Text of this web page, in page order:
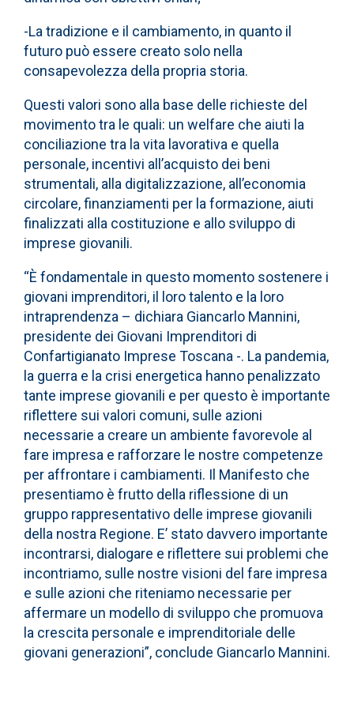
-La tradizione e il cambiamento, in quanto il
futuro può essere creato solo nella
consapevolezza della propria storia.
Questi valori sono alla base delle richieste del
movimento tra le quali: un welfare che aiuti la
conciliazione tra la vita lavorativa e quella
personale, incentivi all’acquisto dei beni
strumentali, alla digitalizzazione, all’economia
circolare, finanziamenti per la formazione, aiuti
finalizzati alla costituzione e allo sviluppo di
imprese giovanili.
“È fondamentale in questo momento sostenere i
giovani imprenditori, il loro talento e la loro
intraprendenza – dichiara Giancarlo Mannini,
presidente dei Giovani Imprenditori di
Confartigianato Imprese Toscana -. La pandemia,
la guerra e la crisi energetica hanno penalizzato
tante imprese giovanili e per questo è importante
riflettere sui valori comuni, sulle azioni
necessarie a creare un ambiente favorevole al
fare impresa e rafforzare le nostre competenze
per affrontare i cambiamenti. Il Manifesto che
presentiamo è frutto della riflessione di un
gruppo rappresentativo delle imprese giovanili
della nostra Regione. E’ stato davvero importante
incontrarsi, dialogare e riflettere sui problemi che
incontriamo, sulle nostre visioni del fare impresa
e sulle azioni che riteniamo necessarie per
affermare un modello di sviluppo che promuova
la crescita personale e imprenditoriale delle
giovani generazioni”, conclude Giancarlo Mannini.